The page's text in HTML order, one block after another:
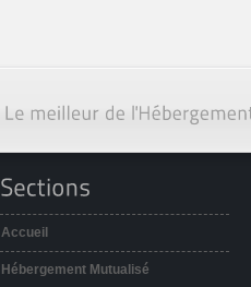
Accueil
Hébergement Mutualisé